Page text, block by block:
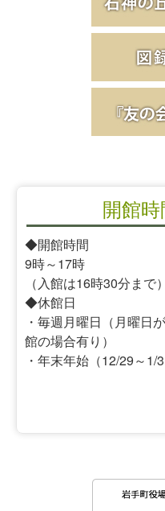
開館
◆開館時間
9時～17時
（入館は16時30分まで）
◆休館日
・毎週月曜日（月曜日
館の場合有り）
・年末年始（12/29～1/3